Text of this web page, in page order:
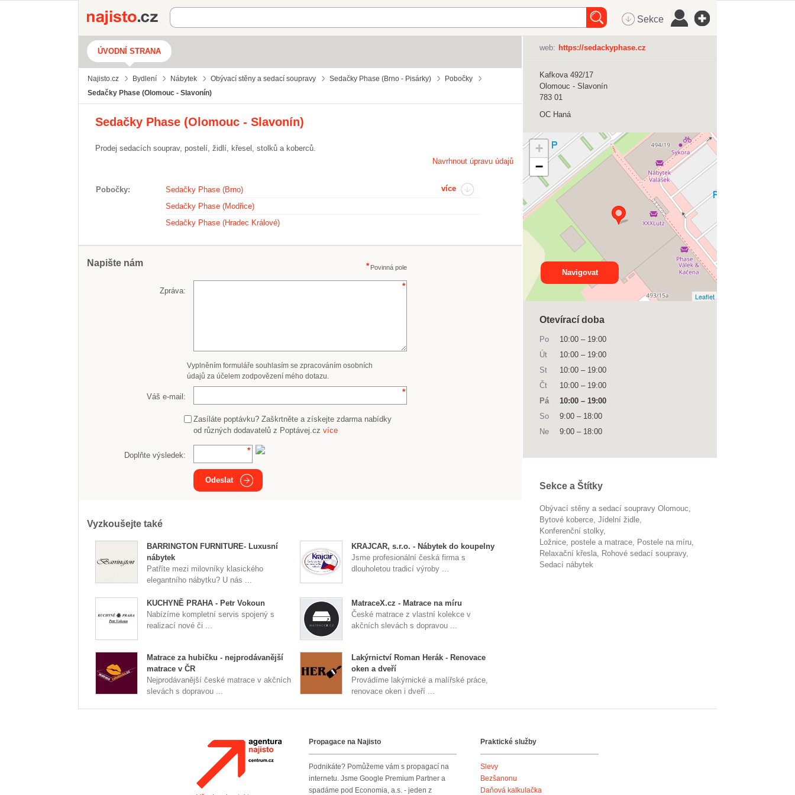
Najisto.cz Sekce
ÚVODNÍ STRANA
Najisto.cz Bydlení Nábytek Obývací stěny a sedací soupravy Sedačky Phase (Brno - Pisárky)
Pobočky
Sedačky Phase (Olomouc - Slavonín)
Sedačky Phase (Olomouc - Slavonín)
Prodej sedacích souprav, postelí, židlí, křesel, stolků a koberců.
Navrhnout úpravu údajů
Pobočky
Sedačky Phase (Brno)
Sedačky Phase (Modřice)
Sedačky Phase (Hradec Králové)
více
Napište nám Povinná pole
Zpráva:
Vyplněním formuláře souhlasím se zpracováním osobních
údajů za účelem zodpovězení mého dotazu.
Váš e-mail:
Zasíláte poptávku? Zaškrtněte a získejte zdarma nabídky
od různých dodavatelů z Poptávej.cz více
Doplňte výsledek:
Odeslat
Vyzkoušejte také
BARRINGTON FURNITURE- Luxusní
nábytek
Patříte mezi milovníky klasického
elegantního nábytku? U nás ...
KRAJCAR, s.r.o. - Nábytek do koupelny
Jsme profesionální česká firma s
dlouholetou tradicí výroby ...
KUCHYNĚ PRAHA - Petr Vokoun
Nabízíme kompletní servis spojený s
realizací nové či ...
MatraceX.cz - Matrace na míru
České matrace z vlastní kolekce v
akčních slevách s dopravou ...
Matrace za hubičku - nejprodávanější
matrace v ČR
Nejprodávanější české matrace v akčních
slevách s dopravou ...
Lakýrnictví Roman Herák - Renovace
oken a dveří
Provádíme lakýrnické a malířské práce,
renovace oken i dveří ...
web: https://sedackyphase.cz
Kafkova 492/17
Olomouc - Slavonín
783 01
OC Haná
+
−
Leaflet
Navigovat
Otevírací doba
Po 10:00 – 19:00
Út
10:00 – 19:00
St
10:00 – 19:00
Čt
10:00 – 19:00
Pá
10:00 – 19:00
So
9:00 – 18:00
Ne
9:00 – 18:00
Sekce a Štítky
Obývací stěny a sedací soupravy Olomouc
bytové koberce
jídelní židle
konferenční stolky
Ložnice, postele a matrace
postele na míru
relaxační křesla
rohové sedací soupravy
sedací nábytek
Agentura NajistoPropagace na Najisto
Podnikáte? Pomůžeme vám s propagací na
internetu. Jsme Google Premium Partner a
spadáme pod Economia, a.s. - jeden z
Praktické služby
Slevy
Bezšanonu
Daňová kalkulačka